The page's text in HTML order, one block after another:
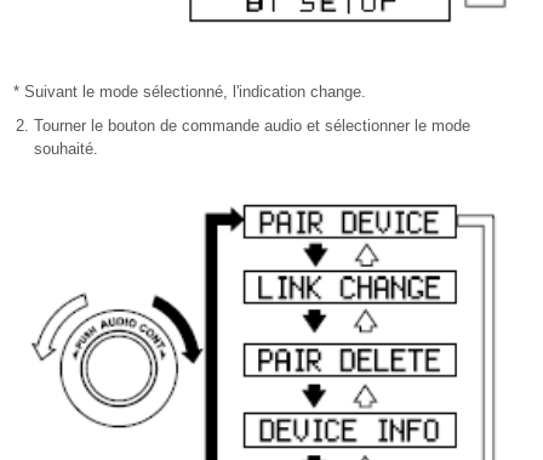
* Suivant le mode sélectionné, l'indication change.
Tourner le bouton de commande audio et sélectionner le mode
souhaité.